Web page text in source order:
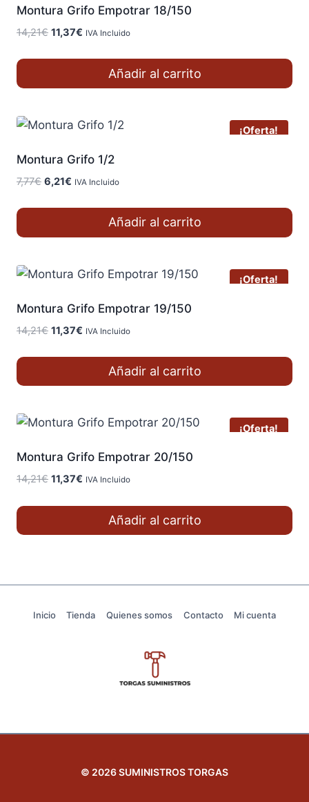
Montura Grifo Empotrar 18/150
14,21€ El
11,37€ El
IVA Incluido
Añadir al carrito
¡Oferta!
Montura Grifo 1/2
7,77€ El
6,21€ El
IVA Incluido
Añadir al carrito
¡Oferta!
Montura Grifo Empotrar 19/150
14,21€ El
11,37€ El
IVA Incluido
Añadir al carrito
¡Oferta!
Montura Grifo Empotrar 20/150
14,21€ El
11,37€ El
IVA Incluido
Añadir al carrito
Inicio Tienda Quienes somos Contacto Mi cuenta
© 2026 SUMINISTROS TORGAS